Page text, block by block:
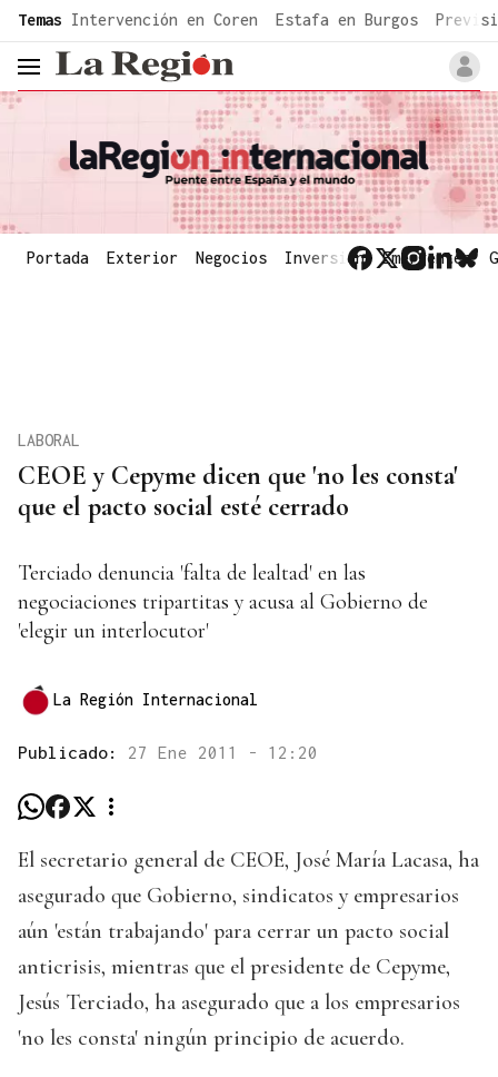
common.go-to-content
Temas Intervención en Coren Estafa en Burgos
header.menu.open
Portada Exterior Negocios Inversión Emergentes
CEOE y Cepyme dicen que 'no les consta'
que el pacto social esté cerrado
LABORAL
Terciado denuncia 'falta de lealtad' en las
negociaciones tripartitas y acusa al Gobierno de
'elegir un interlocutor'
La Región Internacional
Publicado: 27 Ene 2011 - 12:20
El secretario general de CEOE, José María Lacasa, ha
asegurado que Gobierno, sindicatos y empresarios
aún 'están trabajando' para cerrar un pacto social
anticrisis, mientras que el presidente de Cepyme,
Jesús Terciado, ha asegurado que a los empresarios
'no les consta' ningún principio de acuerdo.